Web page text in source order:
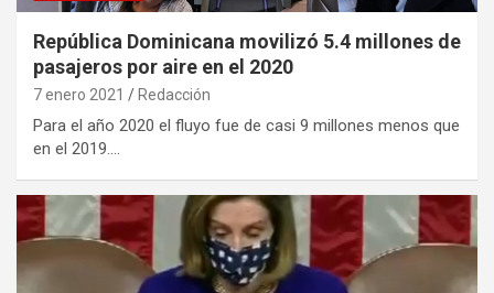
República Dominicana movilizó 5.4 millones de
pasajeros por aire en el 2020
7 enero 2021 Redacción
Para el año 2020 el fluyo fue de casi 9 millones menos que
en el 2019.…